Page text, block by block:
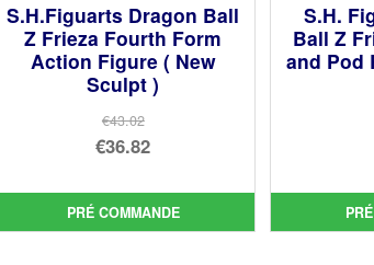
S.H.Figuarts Dragon Ball
Z Frieza Fourth Form
Action Figure ( New
Sculpt )
€43.02
Le
initial
était :
€36.82
prix
actuel
PRÉ COMMANDE
S.H.
Ball Z
and Pod